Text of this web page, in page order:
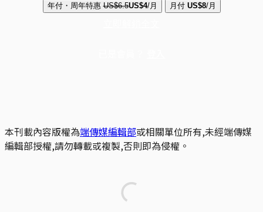
年付・周年特惠 US$6.5US$4/月 月付 US$8/月
本刊載內容版權為端傳媒編輯部或相關單位所有,未經端傳媒
編輯部授權,請勿轉載或複製,否則即為侵權。